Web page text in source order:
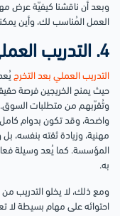
وبعد أن ناقشنا كيفيّة عرض
العمل المُناسب لك، وأين
4. التدريب العملي:
التدريب العملي بعد التخرج
حيث يمنح الخريجين فرصة
وتُقرّبهم من متطلبات السوق.
واضحة، وقد تكون بدوام كامل
مهنية، وزيادة ثقته بنفسه،
المؤسسة. كما يُعد وسيلة
به.
ومع ذلك، لا يخلو التدريب من
احتوائه على مهام بسيطة لا